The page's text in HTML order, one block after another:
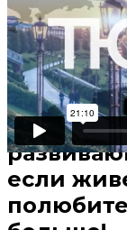
Если вы
эта
были -
если